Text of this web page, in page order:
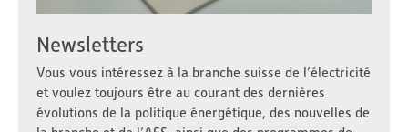
Newsletters
Vous vous intéressez à la branche suisse de l’électricité
et voulez toujours être au courant des dernières
évolutions de la politique énergétique, des nouvelles de